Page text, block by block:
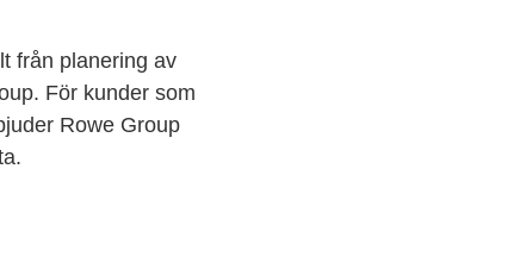
från planering av
För kunder som
Rowe Group